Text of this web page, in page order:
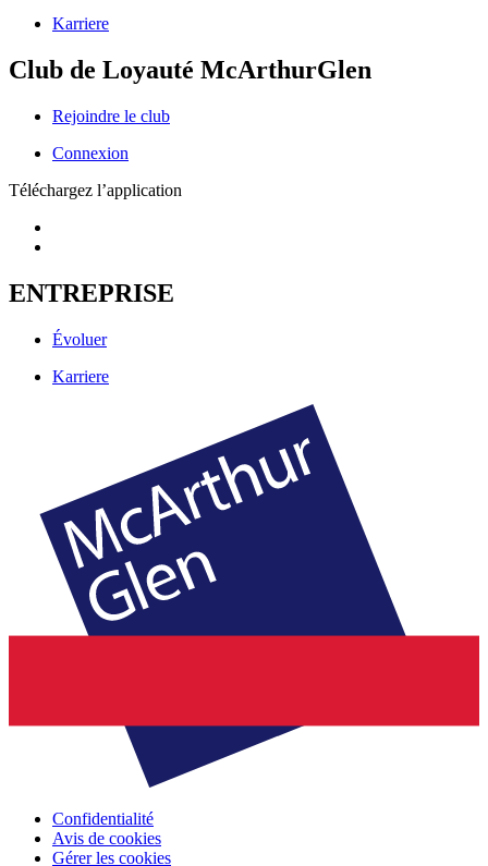
Karriere
Club de Loyauté McArthurGlen
Rejoindre le club
Connexion
Téléchargez l’application
ENTREPRISE
Évoluer
Karriere
Confidentialité
Avis de cookies
Gérer les cookies